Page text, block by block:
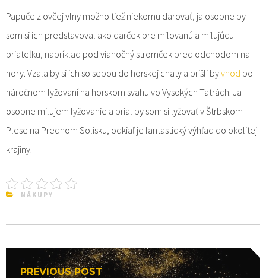
Papuče z ovčej vlny možno tiež niekomu darovať, ja osobne by
som si ich predstavoval ako darček pre milovanú a milujúcu
priateľku, napríklad pod vianočný stromček pred odchodom na
hory. Vzala by si ich so sebou do horskej chaty a prišli byvhod po
náročnom lyžovaní na horskom svahu vo Vysokých Tatrách. Ja
osobne milujem lyžovanie a prial by som si lyžovať v Štrbskom
Plese na Prednom Solisku, odkiaľ je fantastický výhľad do okolitej
krajiny.
NÁKUPY
Navigace
PREVIOUS POST